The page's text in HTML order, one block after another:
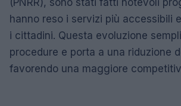
hanno reso i servizi più accessibili
i cittadini. Questa evoluzione
procedure e porta a una riduzione
favorendo una maggiore